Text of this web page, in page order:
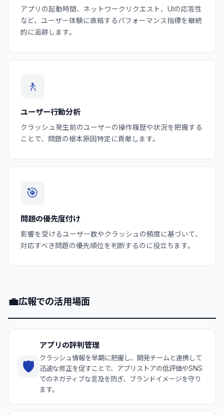
アプリの起動時間、ネットワークリクエスト、UIの応答性
など、ユーザー体験に直結するパフォーマンス指標を継続
的に追跡します。
🚶
ユーザー行動分析
クラッシュ発生前のユーザーの操作履歴や状況を把握する
ことで、問題の根本原因特定に貢献します。
🎯
問題の優先度付け
影響を受けるユーザー数やクラッシュの頻度に基づいて、
対応すべき問題の優先順位を判断するのに役立ちます。
💼広報での活用場面
🛡️
アプリの評判管理
クラッシュ情報を早期に把握し、開発チームと連携して
迅速な修正を促すことで、アプリストアの低評価やSNS
でのネガティブな言及を防ぎ、ブランドイメージを守り
ます。